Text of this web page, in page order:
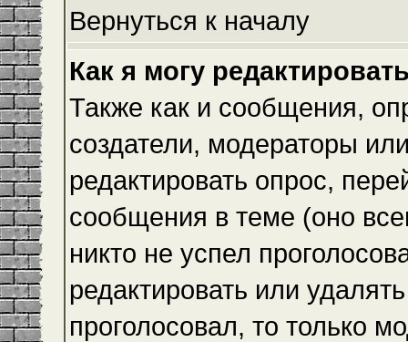
Вернуться к началу
Как я могу
Также как и сообщения,
создатели, модераторы
редактировать опрос,
сообщения в теме (оно
никто не успел
редактировать или
проголосовал, то только